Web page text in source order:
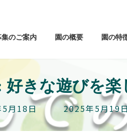
集のご案内 園の概要 園の特
好きな遊びを
月18日
最
終
更
2025年5月19日